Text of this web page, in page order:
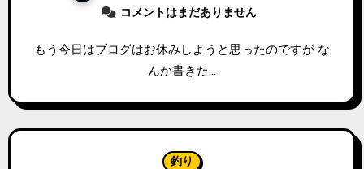
コメントはまだありません
もう今日はブログはお休みしようと思ったのですが な
んか書きた…
釣り